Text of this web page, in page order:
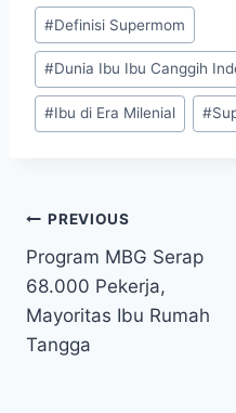
Post
Tags:
#Definisi Supermom
#Dunia Ibu Ibu Canggih
#Ibu di Era Milenial #
Post
navigation
PREVIOUS
Program MBG Serap
68.000 Pekerja,
Mayoritas Ibu Rumah
Tangga